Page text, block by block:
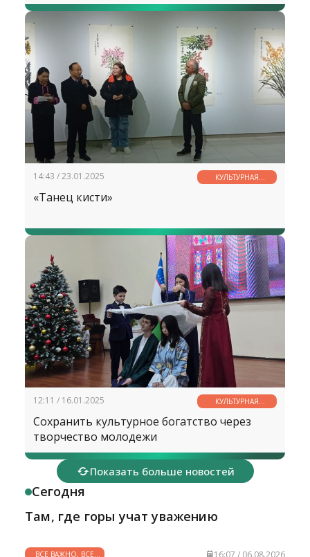
14:43 / 23.01.2025
КУЛЬТУРНАЯ
СТРАНИЧКА
«Танец кисти»
12:11 / 16.01.2025
КУЛЬТУРНАЯ
СТРАНИЧКА
Сохранить культурное богатство через
творчество молодежи
Показать больше новостей
Сегодня
Там, где горы учат уважению
ВСЕ ВАЖНО, ВСЕ 16:07 / 06.08.2026